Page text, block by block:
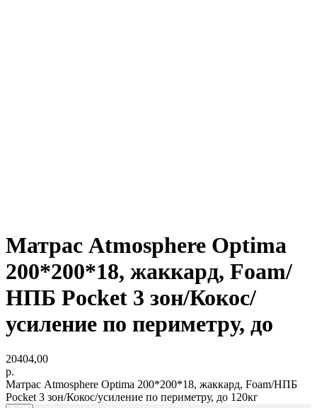
Матрас Atmosphere Optima
200*200*18, жаккард, Foam/
НПБ Pocket 3 зон/Кокос/
усиление по периметру, до
20404,00
р.
Матрас Atmosphere Optima 200*200*18, жаккард, Foam/НПБ
Pocket 3 зон/Кокос/усиление по периметру, до 120кг